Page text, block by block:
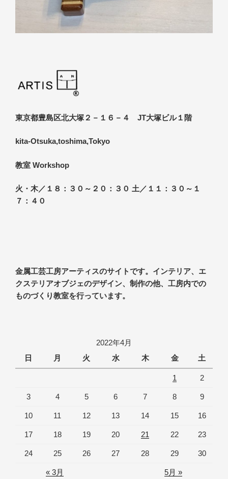
東京都豊島区北大塚２－１６－４ JT大塚ビル１階
kita-Otsuka,toshima,Tokyo
教室 Workshop
火・木／１８：３０～２０：３０ 土／１１：３０～１
７：４０
金属工芸工房アーティスのサイトです。インテリア、エ
クステリアオブジェのデザイン、制作の他、工房内での
ものづくり教室を行っています。
2022年4月
日
月 火 水 木 金 土
1 2
3 4 5 6 7 8 9
10 11 12 13 14 15 16
17 18 19 20 21 22 23
24 25 26 27 28 29 30
« 3月 5月 »